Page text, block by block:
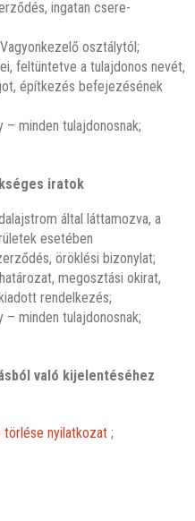
ingatan csere-
osztálytól;
feltüntetve a tulajdonos nevét,
építkezés befejezésének
– minden tulajdonosnak;
iratok
által láttamozva, a
esetében
öröklési bizonylat;
megosztási okirat,
rendelkezés;
– minden tulajdonosnak;
való kijelentéséhez
törlése nyilatkozat ;